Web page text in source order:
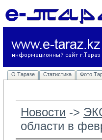
О Таразе Статистика Фото
Новости ->
области в